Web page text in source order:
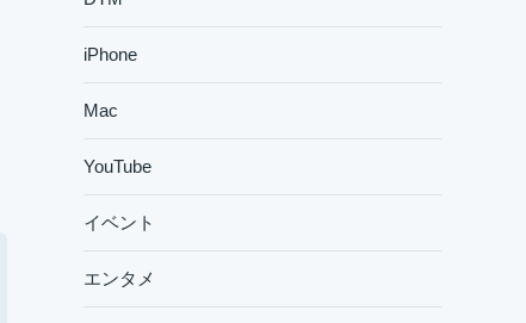
iPhone
Mac
YouTube
イベント
エンタメ